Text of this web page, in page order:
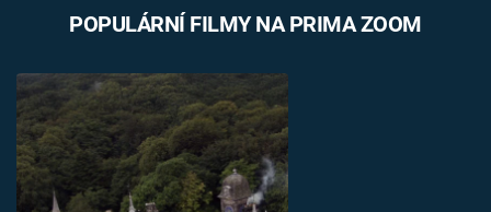
POPULÁRNÍ FILMY NA PRIMA ZOOM